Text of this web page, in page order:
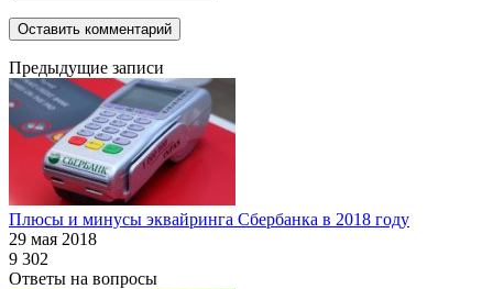
Предыдущие записи
Плюсы и минусы эквайринга Сбербанка в 2018 году
29 мая 2018
9 302
Ответы на вопросы